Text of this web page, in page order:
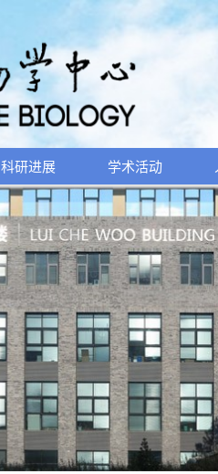
科研进展 学术活动